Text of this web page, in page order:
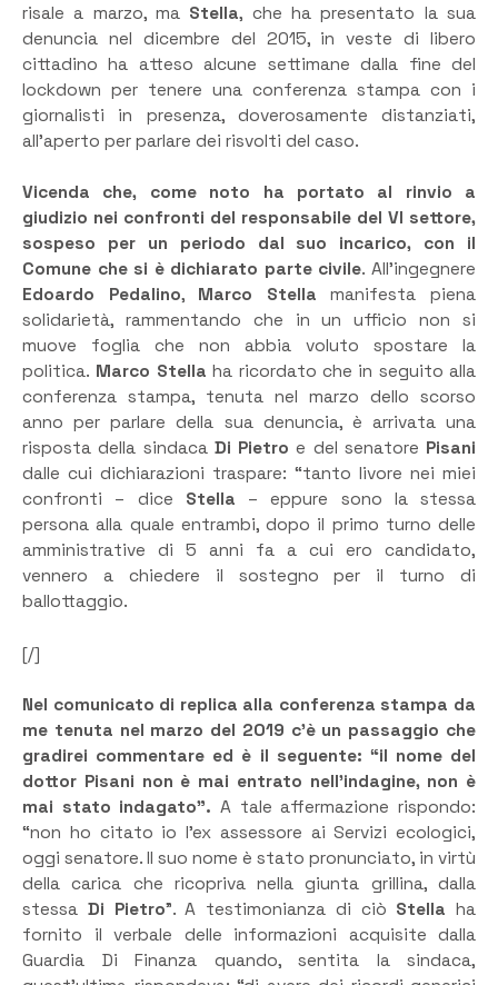
risale a marzo, ma Stella, che ha presentato la sua
denuncia nel dicembre del 2015, in veste di libero
cittadino ha atteso alcune settimane dalla fine del
lockdown per tenere una conferenza stampa con i
giornalisti in presenza, doverosamente distanziati,
all’aperto per parlare dei risvolti del caso.
Vicenda che, come noto ha portato al rinvio a
giudizio nei confronti del responsabile del VI settore,
sospeso per un periodo dal suo incarico, con il
Comune che si è dichiarato parte civile. All’ingegnere
Edoardo Pedalino, Marco Stella manifesta piena
solidarietà, rammentando che in un ufficio non si
muove foglia che non abbia voluto spostare la
politica. Marco Stella ha ricordato che in seguito alla
conferenza stampa, tenuta nel marzo dello scorso
anno per parlare della sua denuncia, è arrivata una
risposta della sindaca Di Pietro e del senatore Pisani
dalle cui dichiarazioni traspare: “tanto livore nei miei
confronti – dice Stella – eppure sono la stessa
persona alla quale entrambi, dopo il primo turno delle
amministrative di 5 anni fa a cui ero candidato,
vennero a chiedere il sostegno per il turno di
ballottaggio.
[/]
Nel comunicato di replica alla conferenza stampa da
me tenuta nel marzo del 2019 c’è un passaggio che
gradirei commentare ed è il seguente: “il nome del
dottor Pisani non è mai entrato nell’indagine, non è
mai stato indagato”. A tale affermazione rispondo:
“non ho citato io l’ex assessore ai Servizi ecologici,
oggi senatore. Il suo nome è stato pronunciato, in virtù
della carica che ricopriva nella giunta grillina, dalla
stessa Di Pietro”. A testimonianza di ciò Stella ha
fornito il verbale delle informazioni acquisite dalla
Guardia Di Finanza quando, sentita la sindaca,